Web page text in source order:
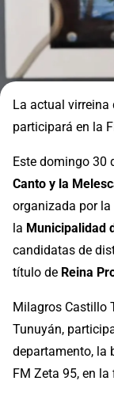
La actual virreina
participará en la
Este domingo 30
Canto y la
organizada por la
la Municipalidad
candidatas de
título de Reina
Milagros Castillo
Tunuyán,
departamento, la
FM Zeta 95, en